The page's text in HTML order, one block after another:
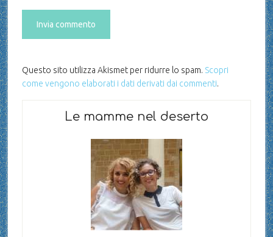
Questo sito utilizza Akismet per ridurre lo spam. Scopri
come vengono elaborati i dati derivati dai commenti.
Le mamme nel deserto